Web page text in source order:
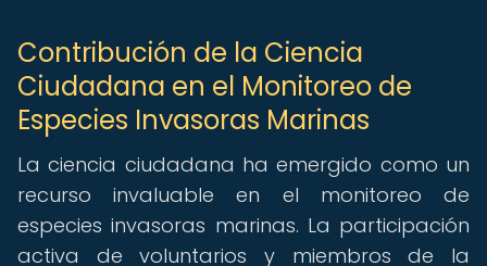
Contribución de la Ciencia
Ciudadana en el Monitoreo de
Especies Invasoras Marinas
La ciencia ciudadana ha emergido como un
recurso invaluable en el monitoreo de
especies invasoras marinas. La participación
activa de voluntarios y miembros de la